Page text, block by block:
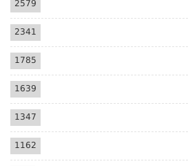
2579
2341
1785
1639
1347
1162